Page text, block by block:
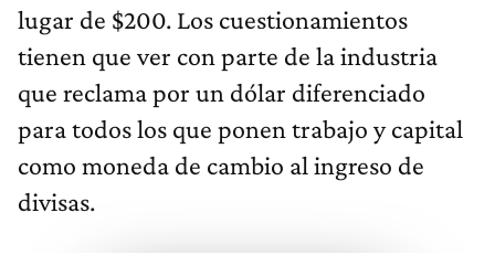
lugar de $200. Los cuestionamientos
tienen que ver con parte de la industria
que reclama por un dólar diferenciado
para todos los que ponen trabajo y capital
como moneda de cambio al ingreso de
divisas.